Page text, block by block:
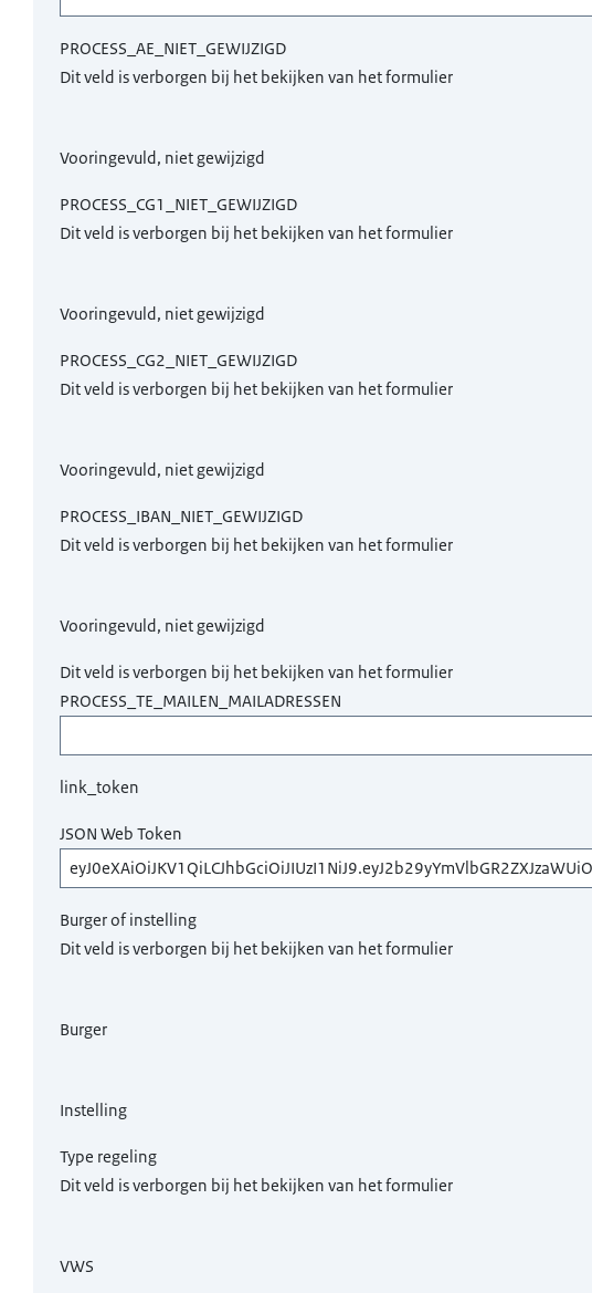
Dit veld is verborgen bij het bekijken van het formulier
PROCESS_AE_NIET_GEWIJZIGD
Vooringevuld, niet gewijzigd
Dit veld is verborgen bij het bekijken van het formulier
PROCESS_CG1_NIET_GEWIJZIGD
Vooringevuld, niet gewijzigd
Dit veld is verborgen bij het bekijken van het formulier
PROCESS_CG2_NIET_GEWIJZIGD
Vooringevuld, niet gewijzigd
Dit veld is verborgen bij het bekijken van het formulier
PROCESS_IBAN_NIET_GEWIJZIGD
Vooringevuld, niet gewijzigd
Dit veld is verborgen bij het bekijken van het formulier
PROCESS_TE_MAILEN_MAILADRESSEN
link_token
JSON Web Token
Dit veld is verborgen bij het bekijken van het formulier
Burger of instelling
Burger
Instelling
Dit veld is verborgen bij het bekijken van het formulier
Type regeling
VWS